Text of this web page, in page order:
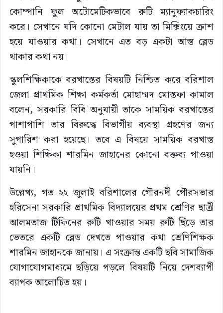
কোম্পানি ফুল অটোমেটিকভাবে রুটি ম্যানুফ্যাকচারিং
করে। সেখানে যদি কোনো মেটাল যায় তা মিক্সিংয়ে ক্রাশ
হয়ে যাওয়ার কথা। সেখানে এত বড় একটা আস্ত ব্লেড
থাকার কথা নয়।
স্কুলশিক্ষিকাকে বরখাস্তের বিষয়টি নিশ্চিত করে বরিশাল
জেলা প্রাথমিক শিক্ষা কর্মকর্তা মোহাম্মদ মোস্তফা কামাল
বলেন, সরকারি বিধি অনুযায়ী তাকে সাময়িক বরখাস্তের
পাশাপাশি তার বিরুদ্ধে বিভাগীয় ব্যবস্থা গ্রহণের জন্য
সুপারিশ করা হয়েছে। তবে এ বিষয়ে সাময়িক বরখাস্ত
হওয়া শিক্ষিকা শারমিন জাহানের কোনো বক্তব্য পাওয়া
যায়নি।
উল্লেখ্য, গত ২২ জুলাই বরিশালের গৌরনদী পৌরসভার
হরিসেনা সরকারি প্রাথমিক বিদ্যালয়ের প্রথম শ্রেণির ছাত্রী
আলমতাজ টিফিনের রুটি খাওয়ার সময় রুটি ছিঁড়ে তার
ভেতরে একটি ব্লেড দেখতে পাওয়ার কথা শ্রেণিশিক্ষক
শারমিন জাহানকে জানায়। এ সংক্রান্ত একটি ছবি সামাজিক
যোগাযোগমাধ্যমে ছড়িয়ে পড়লে বিষয়টি নিয়ে দেশব্যাপী
ব্যাপক আলোচিত হয়।